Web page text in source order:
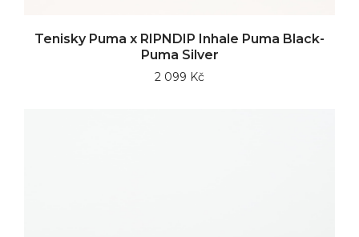
Tenisky Puma x RIPNDIP Inhale Puma Black-
Puma Silver
2 099 Kč